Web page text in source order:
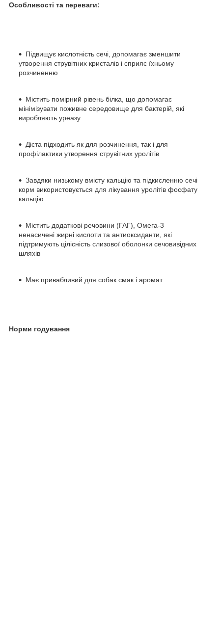
Особливості та переваги:
Підвищує кислотність сечі, допомагає зменшити
утворення струвітних кристалів і сприяє їхньому
розчиненню
Містить помірний рівень білка, що допомагає
мінімізувати поживне середовище для бактерій, які
виробляють уреазу
Дієта підходить як для розчинення, так і для
профілактики утворення струвітних уролітів
Завдяки низькому вмісту кальцію та підкисленню сечі
корм використовується для лікування уролітів фосфату
кальцію
Містить додаткові речовини (ГАГ), Омега-3
ненасичені жирні кислоти та антиоксиданти, які
підтримують цілісність слизової оболонки сечовивідних
шляхів
Має привабливий для собак смак і аромат
Норми годування